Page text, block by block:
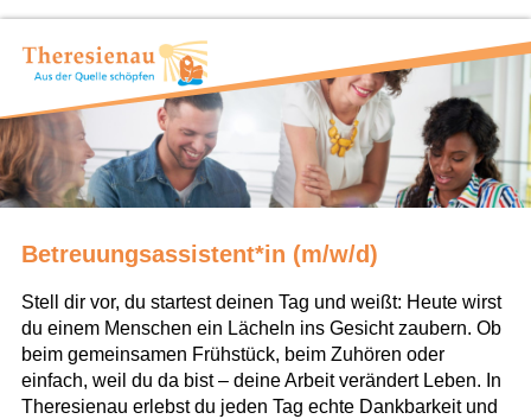
Betreuungsassistent*in (m/w/d)
Stell dir vor, du startest deinen Tag und weißt: Heute wirst
du einem Menschen ein Lächeln ins Gesicht zaubern. Ob
beim gemeinsamen Frühstück, beim Zuhören oder
einfach, weil du da bist – deine Arbeit verändert Leben. In
Theresienau erlebst du jeden Tag echte Dankbarkeit und